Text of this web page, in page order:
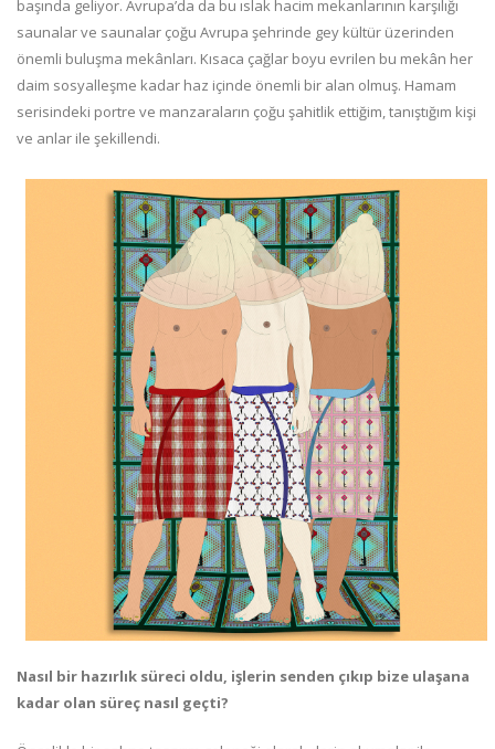
başında geliyor. Avrupa’da da bu ıslak hacim mekanlarının karşılığı
saunalar ve saunalar çoğu Avrupa şehrinde gey kültür üzerinden
önemli buluşma mekânları. Kısaca çağlar boyu evrilen bu mekân her
daim sosyalleşme kadar haz içinde önemli bir alan olmuş. Hamam
serisindeki portre ve manzaraların çoğu şahitlik ettiğim, tanıştığım kişi
ve anlar ile şekillendi.
Nasıl bir hazırlık süreci oldu, işlerin senden çıkıp bize ulaşana
kadar olan süreç nasıl geçti?